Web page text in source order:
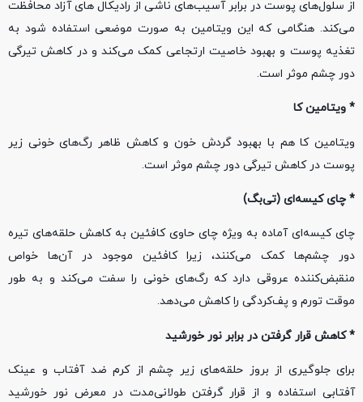
از سلول‌های پوست در برابر آسیب‌های ناشی از رادیکال های آزاد محافظت
می‌کند. هنگامی که این ویتامین به صورت موضعی استفاده شود به
تغذیه پوست و بهبود خاصیت ارتجاعی کمک می‌کند و در کاهش تیرگی
دور چشم موثر است.
* ویتامین کا
ویتامین کا هم با بهبود گردش خون و کاهش ظاهر رگ‌های خونی زیر
پوست در کاهش تیرگی دور چشم موثر است.
* چای کیسه‌ای (تی‌بگ)
چای کیسه‌ای آماده به‌ ویژه چای حاوی کافئین به کاهش حلقه‌های تیره
دور چشم‌ها کمک می‌کنند، زیرا کافئین موجود در آن‌ها خواص
منقبض‌کننده عروقی دارد که رگ‌های خونی را سفت می‌کند و به طور
موقت تورم و پف‌کردگی را کاهش می‌دهد.
* کاهش قرار گرفتن در برابر نور خورشید
برای جلوگیری از بروز حلقه‌های زیر چشم از کرم ضد آفتاب و عینک
آفتابی استفاده و از قرار گرفتن طولانی‌مدت در معرض نور خورشید